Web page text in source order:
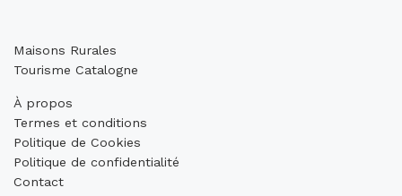
Maisons Rurales
Tourisme Catalogne
À propos
Termes et conditions
Politique de Cookies
Politique de confidentialité
Contact